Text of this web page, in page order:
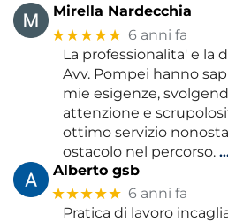
Mirella Nardecchia
★★★★★ 6 anni fa
La professionalita' e la
Avv. Pompei hanno
mie esigenze,
attenzione e
ottimo servizio
ostacolo nel percorso.
Alberto gsb
★★★★★ 6 anni fa
Pratica di lavoro